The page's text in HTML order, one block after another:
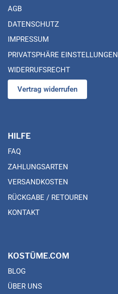
AGB
DATENSCHUTZ
IMPRESSUM
PRIVATSPHÄRE EINSTELLUNGEN
WIDERRUFSRECHT
Vertrag widerrufen
HILFE
FAQ
ZAHLUNGSARTEN
VERSANDKOSTEN
RÜCKGABE / RETOUREN
KONTAKT
KOSTÜME.COM
BLOG
ÜBER UNS